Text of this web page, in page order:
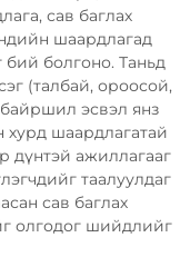
сав баглах
шаардлагад
болгоно. Таньд
(талбай, ороосой,
эсвэл янз
хурд шаардлагатай
дүнтэй ажиллагааг
таалуулдаг
сав баглах
олгодог шийдлийг